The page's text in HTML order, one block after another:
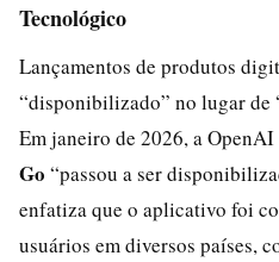
Tecnológico
Lançamentos de produtos
“disponibilizado” no lugar de
Em janeiro de 2026, a
Go “passou a ser
enfatiza que o aplicativo foi
usuários em diversos países,